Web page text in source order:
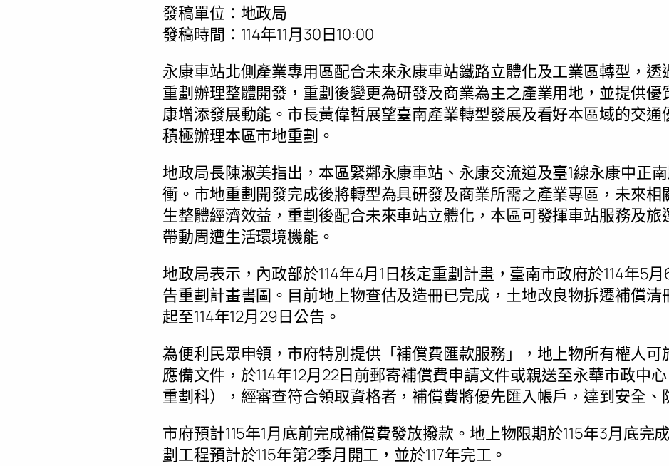
發稿單位：地政局
發稿時間：114年11月30日10:00
永康車站北側產業專用區配合未來永康車站鐵路立體化及工業區轉型，透
重劃辦理整體開發，重劃後變更為研發及商業為主之產業用地，並提供優
康增添發展動能。市長黃偉哲展望臺南產業轉型發展及看好本區域的交通
積極辦理本區市地重劃。
地政局長陳淑美指出，本區緊鄰永康車站、永康交流道及臺1線永康中正
衝。市地重劃開發完成後將轉型為具研發及商業所需之產業專區，未來相
生整體經濟效益，重劃後配合未來車站立體化，本區可發揮車站服務及旅
帶動周遭生活環境機能。
地政局表示，內政部於114年4月1日核定重劃計畫，臺南市政府於114年5
告重劃計畫書圖。目前地上物查估及造冊已完成，土地改良物拆遷補償清
起至114年12月29日公告。
為便利民眾申領，市府特別提供「補償費匯款服務」，地上物所有權人可
應備文件，於114年12月22日前郵寄補償費申請文件或親送至永華市政中
重劃科），經審查符合領取資格者，補償費將優先匯入帳戶，達到安全、
市府預計115年1月底前完成補償費發放撥款。地上物限期於115年3月底完
劃工程預計於115年第2季月開工，並於117年完工。